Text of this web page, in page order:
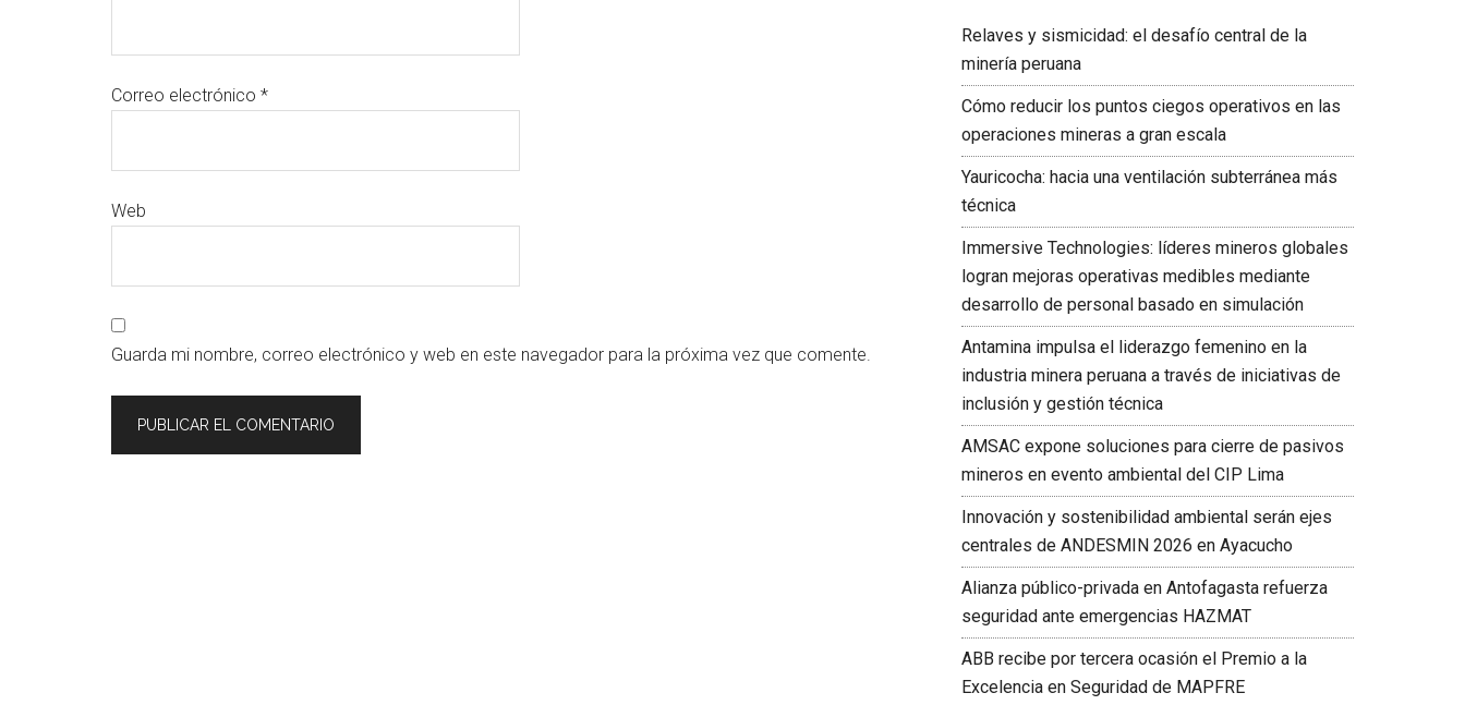
Correo electrónico *
Web
Guarda mi nombre, correo electrónico y web en este navegador para la próxima vez que comente.
Relaves y sismicidad: el desafío central de la
minería peruana
Cómo reducir los puntos ciegos operativos en las
operaciones mineras a gran escala
Yauricocha: hacia una ventilación subterránea más
técnica
Immersive Technologies: líderes mineros globales
logran mejoras operativas medibles mediante
desarrollo de personal basado en simulación
Antamina impulsa el liderazgo femenino en la
industria minera peruana a través de iniciativas de
inclusión y gestión técnica
AMSAC expone soluciones para cierre de pasivos
mineros en evento ambiental del CIP Lima
Innovación y sostenibilidad ambiental serán ejes
centrales de ANDESMIN 2026 en Ayacucho
Alianza público-privada en Antofagasta refuerza
seguridad ante emergencias HAZMAT
ABB recibe por tercera ocasión el Premio a la
Excelencia en Seguridad de MAPFRE